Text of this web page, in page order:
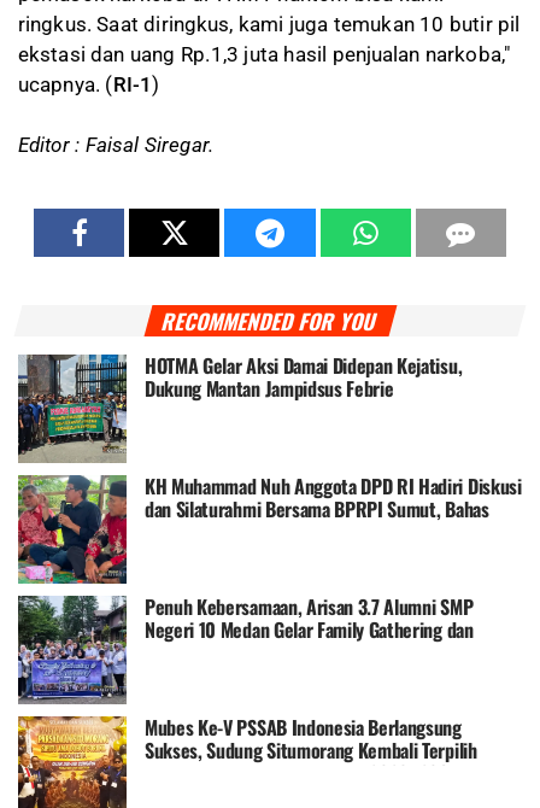
ringkus. Saat diringkus, kami juga temukan 10 butir pil
ekstasi dan uang Rp.1,3 juta hasil penjualan narkoba,"
ucapnya. (RI-1)
Editor : Faisal Siregar.
RECOMMENDED FOR YOU
HOTMA Gelar Aksi Damai Didepan Kejatisu,
Dukung Mantan Jampidsus Febrie
KH Muhammad Nuh Anggota DPD RI Hadiri Diskusi
dan Silaturahmi Bersama BPRPI Sumut, Bahas
Penuh Kebersamaan, Arisan 3.7 Alumni SMP
Negeri 10 Medan Gelar Family Gathering dan
Anniversary
Mubes Ke-V PSSAB Indonesia Berlangsung
Sukses, Sudung Situmorang Kembali Terpilih
sebagai Ketua Umum Periode 2026–2031